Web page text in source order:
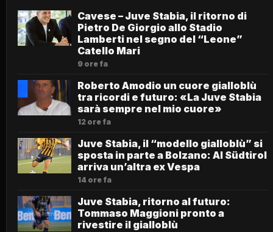
Cavese – Juve Stabia, il ritorno di
Pietro De Giorgio allo Stadio
Lamberti nel segno del “Leone”
Catello Mari
9 ore fa
Roberto Amodio un cuore gialloblù
tra ricordi e futuro: «La Juve Stabia
sarà sempre nel mio cuore»
12 ore fa
Juve Stabia, il “modello gialloblù” si
sposta in parte a Bolzano: Al Südtirol
arriva un’altra ex Vespa
14 ore fa
Juve Stabia, ritorno al futuro:
Tommaso Maggioni pronto a
rivestire il gialloblù